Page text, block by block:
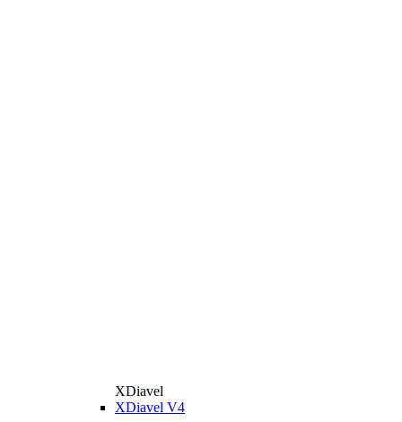
XDiavel
XDiavel V4